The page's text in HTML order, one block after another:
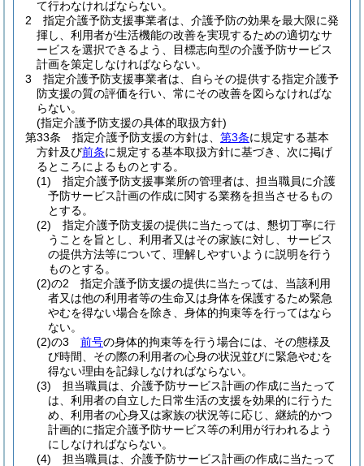
て行わなければならない。
2
指定介護予防支援事業者は、介護予防の効果を最大限に発
揮し、利用者が生活機能の改善を実現するための適切なサ
ービスを選択できるよう、目標志向型の介護予防サービス
計画を策定しなければならない。
3
指定介護予防支援事業者は、自らその提供する指定介護予
防支援の質の評価を行い、常にその改善を図らなければな
らない。
(指定介護予防支援の具体的取扱方針)
第33条
指定介護予防支援の方針は、 第3条に規定する基本
方針及び前条に規定する基本取扱方針に基づき、次に掲げ
るところによるものとする。
(1)
指定介護予防支援事業所の管理者は、担当職員に介護
予防サービス計画の作成に関する業務を担当させるもの
とする。
(2)
指定介護予防支援の提供に当たっては、懇切丁寧に行
うことを旨とし、利用者又はその家族に対し、サービス
の提供方法等について、理解しやすいように説明を行う
ものとする。
(2)の2
指定介護予防支援の提供に当たっては、当該利用
者又は他の利用者等の生命又は身体を保護するため緊急
やむを得ない場合を除き、身体的拘束等を行ってはなら
ない。
(2)の3
前号の身体的拘束等を行う場合には、その態様及
び時間、その際の利用者の心身の状況並びに緊急やむを
得ない理由を記録しなければならない。
(3)
担当職員は、介護予防サービス計画の作成に当たって
は、利用者の自立した日常生活の支援を効果的に行うた
め、利用者の心身又は家族の状況等に応じ、継続的かつ
計画的に指定介護予防サービス等の利用が行われるよう
にしなければならない。
(4)
担当職員は、介護予防サービス計画の作成に当たって